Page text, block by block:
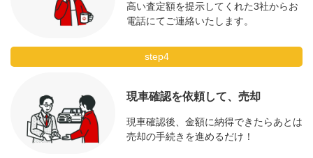
高い査定額を提示してくれた3社からお
電話にてご連絡いたします。
step4
現車確認を依頼して、売却
現車確認後、金額に納得できたらあとは
売却の手続きを進めるだけ！